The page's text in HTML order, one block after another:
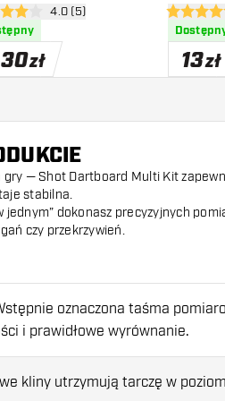
otwórz panel recenzji
oceny4.0 (5)
zł
4.7
13zł
— Shot Dartboard Multi Kit
stabilna.
jednym” dokonasz precyzyjnych
czy przekrzywień.
oznaczona taśma
i prawidłowe wyrównanie.
kliny utrzymują tarczę w